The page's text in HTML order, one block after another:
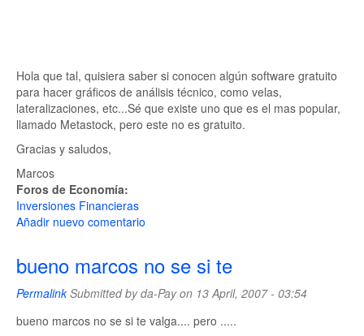
Hola que tal, quisiera saber si conocen algún software gratuito
para hacer gráficos de análisis técnico, como velas,
lateralizaciones, etc...Sé que existe uno que es el mas popular,
llamado Metastock, pero este no es gratuito.
Gracias y saludos,
Marcos
Foros de Economía:
Inversiones Financieras
Añadir nuevo comentario
bueno marcos no se si te
PermalinkSubmitted byda-Payon 13 April, 2007 - 03:54
bueno marcos no se si te valga.... pero .....